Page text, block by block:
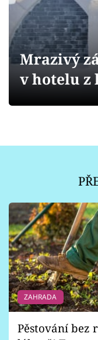
Přihlášení
Sledujte nás
Mrazivý
v hotelu z
ZAHRADA
Pěstování bez